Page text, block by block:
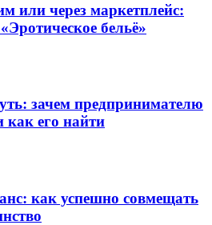
или через маркетплейс:
бельё»
зачем предпринимателю
как его найти
как успешно совмещать